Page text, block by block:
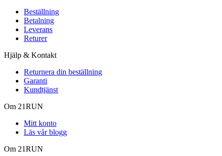
Beställning
Betalning
Leverans
Returer
Hjälp & Kontakt
Returnera din beställning
Garanti
Kundtjänst
Om 21RUN
Mitt konto
Läs vår blogg
Om 21RUN